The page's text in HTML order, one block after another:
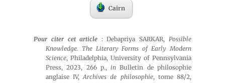
Cairn
Pour citer cet article : Debapriya SARKAR, Possible
Knowledge. The Literary Forms of Early Modern
Science, Philadelphia, University of Pennsylvania
Press, 2023, 266 p.,in Bulletin de philosophie
anglaise IV,Archives de philosophie, tome 88/2,